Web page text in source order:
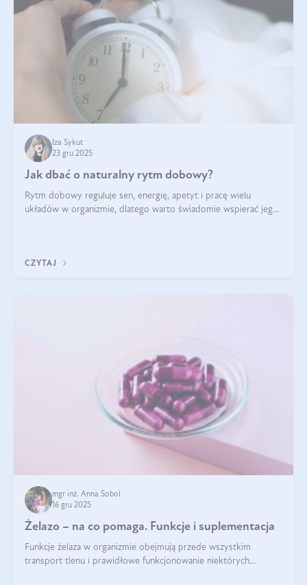
Iza Sykut
23 gru 2025
Jak dbać o naturalny rytm dobowy?
Rytm dobowy reguluje sen, energię, apetyt i pracę wielu
układów w organizmie, dlatego warto świadomie wspierać jego
CZYTAJ
mgr inż. Anna Sobol
16 gru 2025
Żelazo – na co pomaga. Funkcje i suplementacja
Funkcje żelaza w organizmie obejmują przede wszystkim
transport tlenu i prawidłowe funkcjonowanie niektórych